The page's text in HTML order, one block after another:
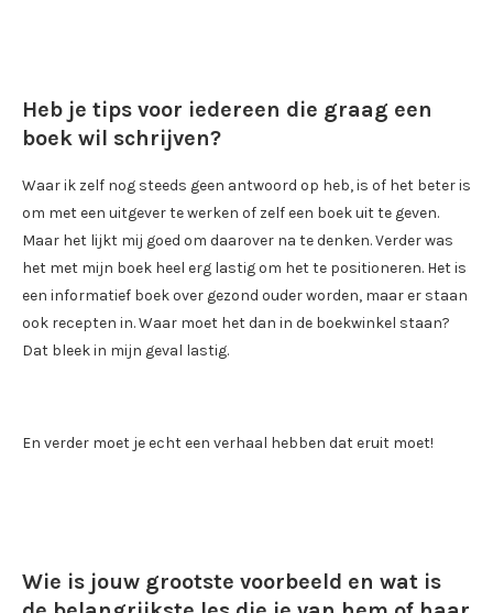
Heb je tips voor iedereen die graag een
boek wil schrijven?
Waar ik zelf nog steeds geen antwoord op heb, is of het beter is
om met een uitgever te werken of zelf een boek uit te geven.
Maar het lijkt mij goed om daarover na te denken. Verder was
het met mijn boek heel erg lastig om het te positioneren. Het is
een informatief boek over gezond ouder worden, maar er staan
ook recepten in. Waar moet het dan in de boekwinkel staan?
Dat bleek in mijn geval lastig.
En verder moet je echt een verhaal hebben dat eruit moet!
Wie is jouw grootste voorbeeld en wat is